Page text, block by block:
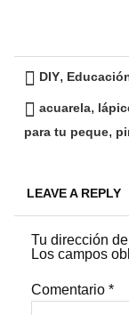
DIY,
acuarela,
para tu peque,
LEAVE A REPLY
Tu dirección
Los campos
Comentario*